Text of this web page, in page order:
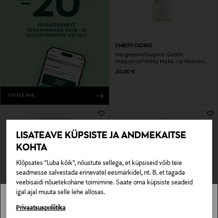
LISATEAVE KÜPSISTE JA ANDMEKAITSE
KOHTA
Klõpsates "Luba kõik", nõustute sellega, et küpsiseid võib teie
seadmesse salvestada erinevatel eesmärkidel, nt. B. et tagada
veebisaidi nõuetekohane toimimine. Saate oma küpsiste seadeid
igal ajal muuta selle lehe allosas.
Privaatsuspoliitika
OSTLEMA
EMBRYOLISSE
Meigieemalduspiim Gentle
Waterproof Milky Make-Up Remover
Emulsion
Original Price
20,00 €
CLINIQUE
Stockmann pole Sinu riigis saadaval.